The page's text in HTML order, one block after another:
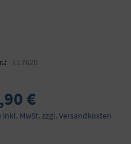
LL7620
€
inkl. MwSt. zzgl. Versandkosten